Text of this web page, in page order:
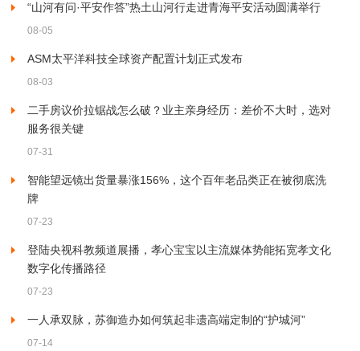
“山河有问·平安作答”热土山河行走进青海平安活动圆满举行
08-05
ASM太平洋科技全球资产配置计划正式发布
08-03
二手房议价拉锯战怎么破？业主亲身经历：差价不大时，选对
服务很关键
07-31
智能望远镜出货量暴涨156%，这个百年老品类正在被彻底洗
牌
07-23
登陆央视科教频道展播，孝心宝宝以主流媒体势能拓宽孝文化
数字化传播路径
07-23
一人承双脉，苏御造办如何筑起非遗高端定制的“护城河”
07-14